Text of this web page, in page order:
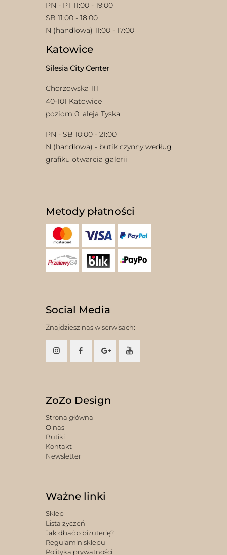
PN - PT 11:00 - 19:00
SB 11:00 - 18:00
N (handlowa) 11:00 - 17:00
Katowice
Silesia City Center
Chorzowska 111
40-101 Katowice
poziom 0, aleja Tyska
PN - SB 10:00 - 21:00
N (handlowa) - butik czynny według
grafiku otwarcia galerii
Metody płatności
Social Media
Znajdziesz nas w serwisach:
ZoZo Design
Strona główna
O nas
Butiki
Kontakt
Newsletter
Ważne linki
Sklep
Lista życzeń
Jak dbać o biżuterię?
Regulamin sklepu
Polityka prywatności